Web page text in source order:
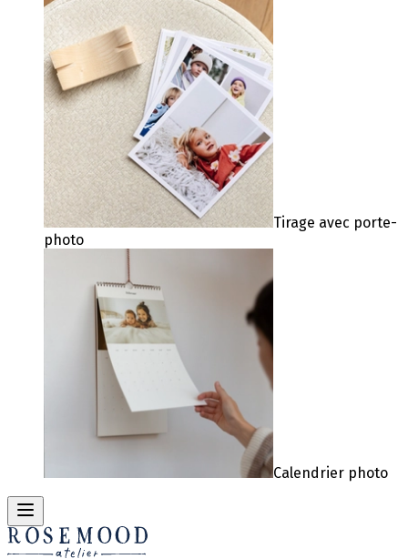
Tirage avec porte-
photo
Calendrier photo